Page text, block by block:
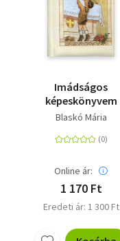
Imádságos
képeskönyvem
Blaskó Mária
Online ár:
1 170 Ft
Eredeti ár: 1 300 Ft